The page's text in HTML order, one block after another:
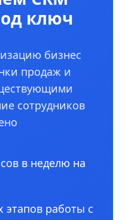
ключ
бизнес
продаж и
сотрудников
в неделю на
этапов работы с